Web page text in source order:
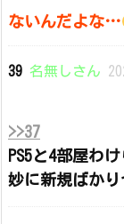
ないんだよな…
39 名無しさん
>>37
PS5と4部屋わ
妙に新規ばかり